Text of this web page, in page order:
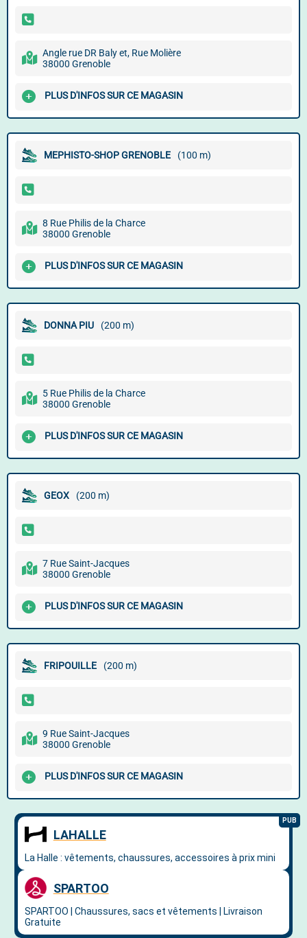
Angle rue DR Baly et, Rue Molière
38000 Grenoble
PLUS D'INFOS SUR CE MAGASIN
MEPHISTO-SHOP GRENOBLE (100 m)
8 Rue Philis de la Charce
38000 Grenoble
PLUS D'INFOS SUR CE MAGASIN
DONNA PIU (200 m)
5 Rue Philis de la Charce
38000 Grenoble
PLUS D'INFOS SUR CE MAGASIN
GEOX (200 m)
7 Rue Saint-Jacques
38000 Grenoble
PLUS D'INFOS SUR CE MAGASIN
FRIPOUILLE (200 m)
9 Rue Saint-Jacques
38000 Grenoble
PLUS D'INFOS SUR CE MAGASIN